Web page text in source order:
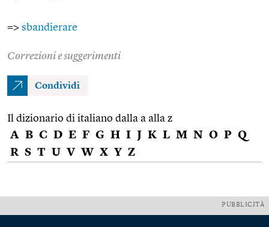
=> sbandierare
Correzioni e suggerimenti
Condividi
Il dizionario di italiano dalla a alla z
A B C D E F G H I J K L M N O P Q
R S T U V W X Y Z
PUBBLICITÀ